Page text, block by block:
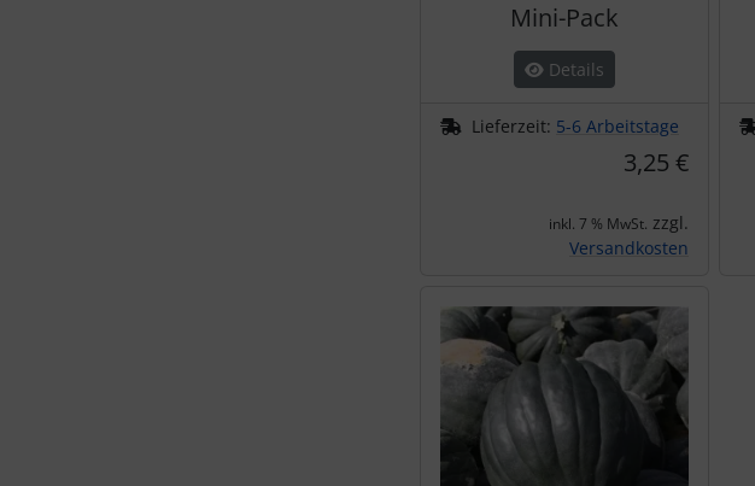
Mini-Pack
Details
Lieferzeit: 5-6 Arbeitstage
3,25 €
inkl. 7 % MwSt. zzgl.
Versandkosten